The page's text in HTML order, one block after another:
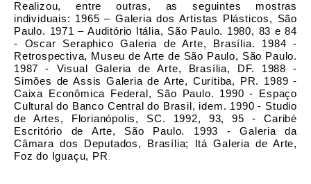
Realizou, entre outras, as seguintes mostras
individuais: 1965 – Galeria dos Artistas Plásticos, São
Paulo. 1971 – Auditório Itália, São Paulo. 1980, 83 e 84
- Oscar Seraphico Galeria de Arte, Brasília.
1984 -
Retrospectiva, Museu de Arte de São Paulo, São Paulo.
1987 - Visual Galeria de Arte, Brasília, DF.
1988 -
Simões de Assis Galeria de Arte, Curitiba, PR.
1989 -
Caixa Econômica Federal, São Paulo.
1990 - Espaço
Cultural do Banco Central do Brasil, idem. 1990 - Studio
de Artes, Florianópolis, SC.
1992, 93, 95 - Caribé
Escritório de Arte, São Paulo.
1993 - Galeria da
Câmara dos Deputados, Brasília; Itá Galeria de Arte,
Foz do Iguaçu, PR .